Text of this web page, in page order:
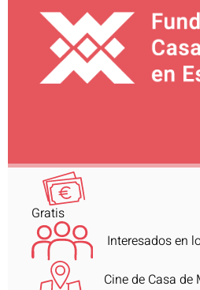
Gratis
Interesados en
Cine de Casa de